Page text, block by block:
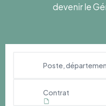
devenir le
Contrat